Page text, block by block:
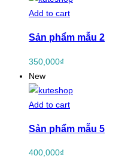
Add to cart
Sản phẩm mẫu 2
350,000₫
New
Add to cart
Sản phẩm mẫu 5
400,000₫